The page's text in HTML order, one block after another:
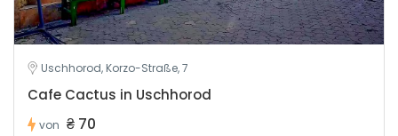
Uschhorod, Korzo-Straße, 7
Cafe Cactus in Uschhorod
von ₴ 70